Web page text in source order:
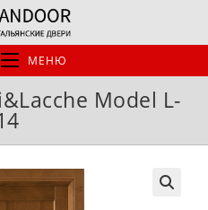
МЕНЮ
Model L-